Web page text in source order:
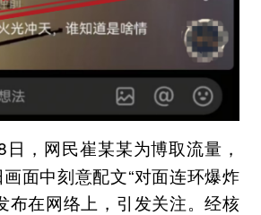
日，网民崔某某为博取流量，
面中刻意配文“对面连环爆炸
布在网络上，引发关注。经核